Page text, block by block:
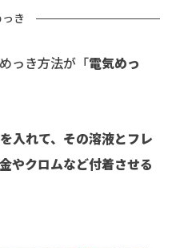
き
っき方法が「電気めっ
入れて、その溶液とフレ
やクロムなど付着させる